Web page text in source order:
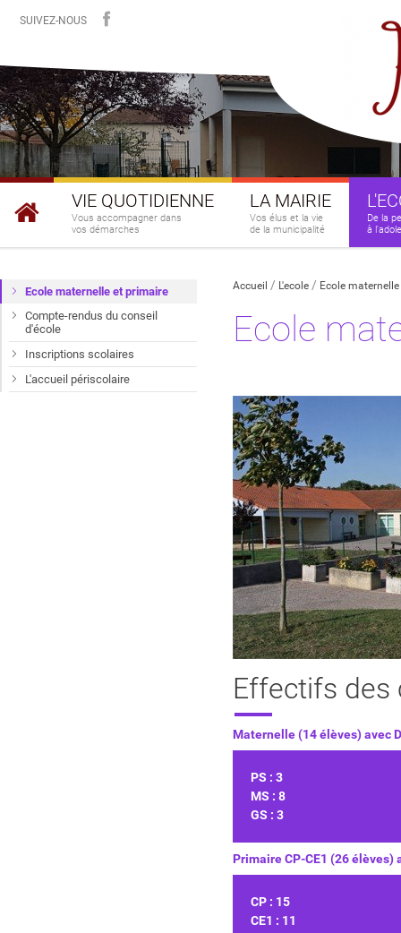
SUIVEZ-NOUS
VIE QUOTIDIENNE
Vous accompagner dans
vos démarches
LA MAIRIE
Vos élus et la vie
de la municipalité
De la
à
Accueil L'ecole Ecole
Ecole
Effectifs des
Maternelle (14 élèves) avec
PS : 3
MS : 8
GS : 3
Primaire CP-CE1 (26 élèves)
CP : 15
CE1 : 11
Ecole maternelle et primaire
Compte-rendus du conseil
d'école
Inscriptions scolaires
L'accueil périscolaire